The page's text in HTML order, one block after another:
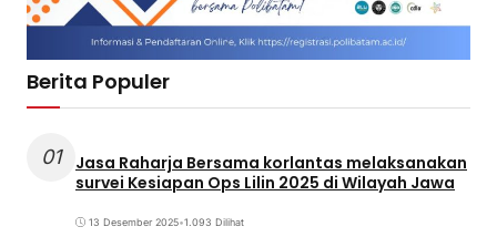
Berita Populer
01
Jasa Raharja Bersama korlantas melaksanakan
survei Kesiapan Ops Lilin 2025 di Wilayah Jawa
13 Desember 2025•1.093 Dilihat